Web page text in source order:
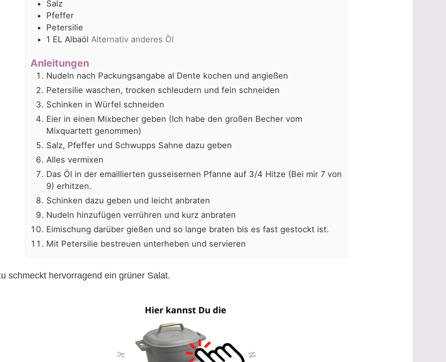
Salz
Pfeffer
Petersilie
1 EL Albaöl Alternativ anderes Öl
Anleitungen
Nudeln nach Packungsangabe al Dente kochen und angießen
Petersilie waschen, trocken schleudern und fein schneiden
Schinken in Würfel schneiden
Eier in einen Mixbecher geben (Ich habe den großen Becher vom
Mixquartett genommen)
Salz, Pfeffer und Schwupps Sahne dazu geben
Alles vermixen
Das Öl in der emaillierten gusseisernen Pfanne auf 3/4 Hitze (Bei mir 7 von
9) erhitzen.
Schinken dazu geben und leicht anbraten
Nudeln hinzufügen verrühren und kurz anbraten
Eimischung darüber gießen und so lange braten bis es fast gestockt ist.
Mit Petersilie bestreuen unterheben und servieren
schmeckt hervorragend ein grüner Salat.